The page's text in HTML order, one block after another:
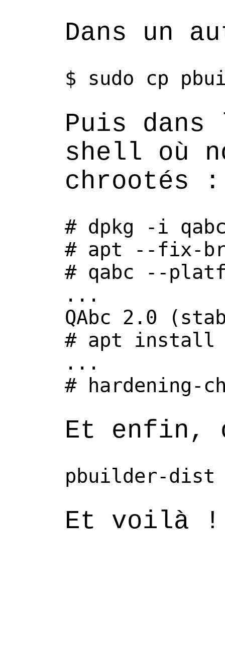
Dans un
$ sudo cp
Puis dans
shell où
chrootés :
#
#
# qabc --
...
# apt install
#
Et enfin,
Et voilà !